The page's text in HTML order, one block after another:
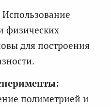
Использование
физических
для построения
полиметрией и